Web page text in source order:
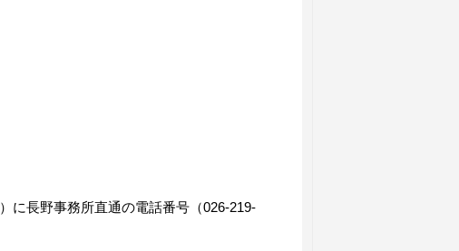
）に長野事務所直通の電話番号（026-219-